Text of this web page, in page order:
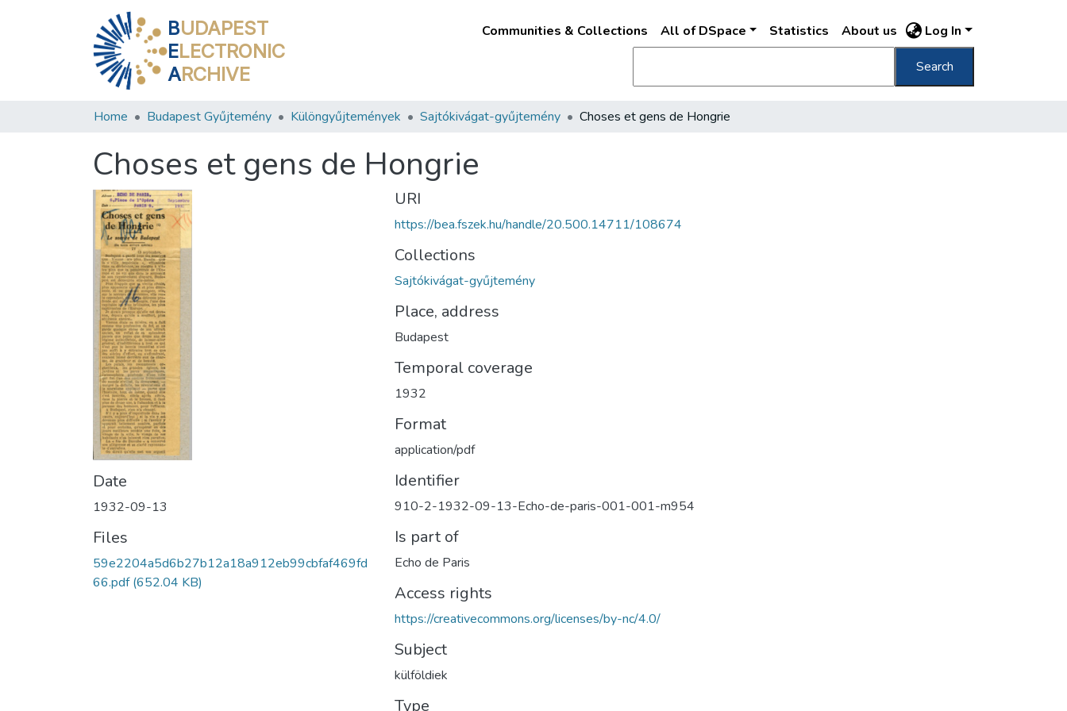
BUDAPEST
ELECTRONIC
ARCHIVE
Communities & Collections All of DSpace Statistics About us Log In
Search
Home Budapest Gyűjtemény Különgyűjtemények Sajtókivágat-gyűjtemény Choses et gens de Hongrie
Choses et gens de Hongrie
Date
1932-09-13
Files
59e2204a5d6b27b12a18a912eb99cbfaf469fd
66.pdf(652.04 KB)
URI
https://bea.fszek.hu/handle/20.500.14711/108674
Collections
Sajtókivágat-gyűjtemény
Place, address
Budapest
Temporal coverage
1932
Format
application/pdf
Identifier
910-2-1932-09-13-Echo-de-paris-001-001-m954
Is part of
Echo de Paris
Access rights
https://creativecommons.org/licenses/by-nc/4.0/
Subject
külföldiek
Type